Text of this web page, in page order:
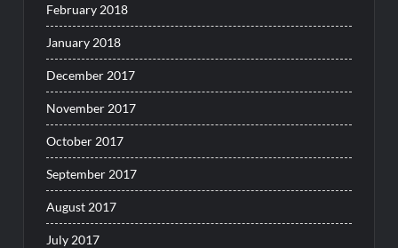
February 2018
January 2018
December 2017
November 2017
October 2017
September 2017
August 2017
July 2017